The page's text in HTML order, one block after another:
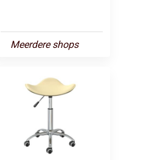
Meerdere shops